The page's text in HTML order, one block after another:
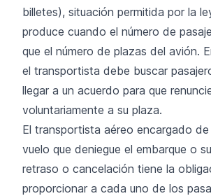
billetes), situación permitida por la
produce cuando el número de
que el número de plazas del avión.
el transportista debe buscar
llegar a un acuerdo para que
voluntariamente a su plaza.
El transportista aéreo encargado
vuelo que deniegue el embarque o
retraso o cancelación tiene la
proporcionar a cada uno de los